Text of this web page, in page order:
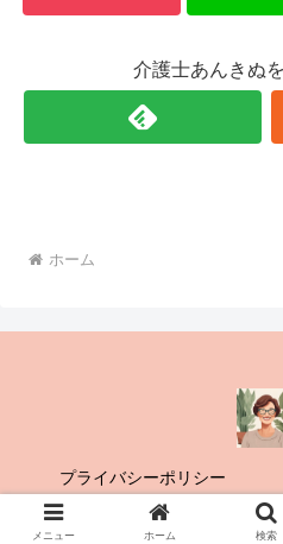
介護士あんきぬ
ホーム
プライバシーポリシー
© 2018-2026 認知症 介護
メニュー ホーム 検索